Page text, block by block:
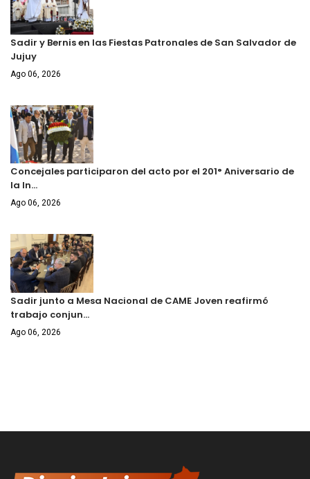
Sadir y Bernis en las Fiestas Patronales de San Salvador de
Jujuy
Ago 06, 2026
Concejales participaron del acto por el 201° Aniversario de
la In…
Ago 06, 2026
Sadir junto a Mesa Nacional de CAME Joven reafirmó
trabajo conjun…
Ago 06, 2026